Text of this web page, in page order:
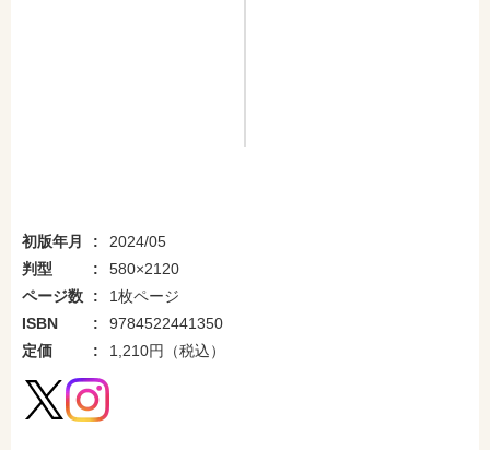
初版年月
2024/05
判型
580×2120
ページ数
1枚ページ
ISBN
9784522441350
定価
1,210円（税込）